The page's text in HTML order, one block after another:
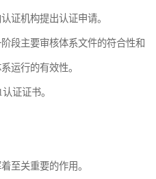
证机构提出认证申请。
段主要审核体系文件的符合性和
运行的有效性。
证证书。
至关重要的作用。